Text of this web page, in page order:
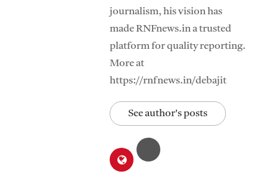
journalism, his vision has
made RNFnews.in a trusted
platform for quality reporting.
More at
https://rnfnews.in/debajit
See author's posts